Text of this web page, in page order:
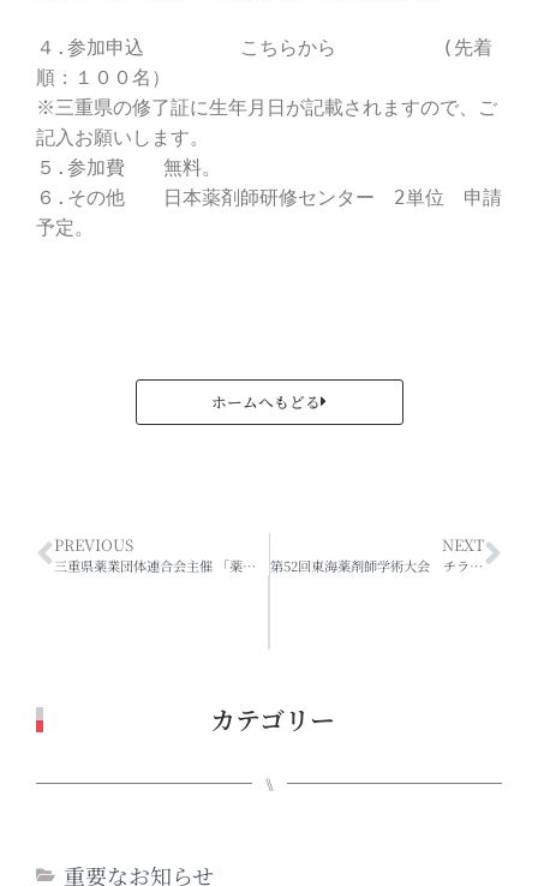
４.参加申込 こちらから (先着
順：１００名）
※三重県の修了証に生年月日が記載されますので、ご
記入お願いします。
５.参加費 無料。
６.その他 日本薬剤師研修センター 2単位 申請
予定。
ホームへもどる
PREVIOUS
三重県薬業団体連合会主催 「薬と健康の週間」行事のご案内
NEXT
第52回東海薬剤師学術大会 チラシ・参加登録票・受講シール引換券 について
カテゴリー
⑊
重要なお知らせ